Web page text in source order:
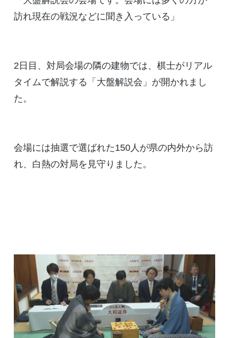
訪れ現在の戦況などに聞き入っている」
2日目、対局会場の隣の建物では、棋士がリアル
タイムで解説する「大盤解説会」が開かれまし
た。
会場には抽選で選ばれた150人が県の内外から訪
れ、白熱の対局を見守りました。